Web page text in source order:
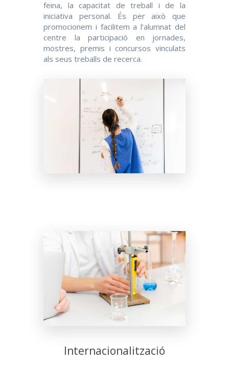
feina, la capacitat de treball i de la
iniciativa personal. És per això que
promocionem i facilitem a l’alumnat del
centre la participació en jornades,
mostres, premis i concursos vinculats
als seus treballs de recerca.
Internacionalització